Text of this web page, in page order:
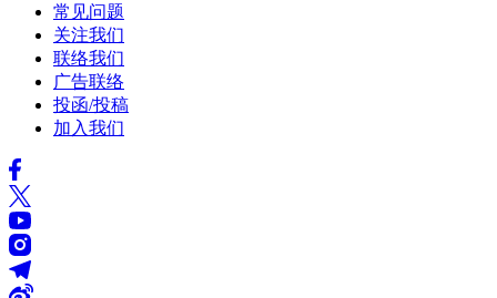
常见问题
关注我们
联络我们
广告联络
投函/投稿
加入我们